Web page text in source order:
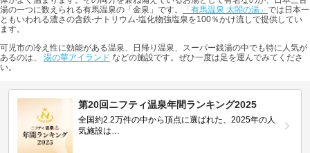
湯の一つに数えられる有馬温泉の「金泉」です。
「有馬温泉 太閤の湯」 では日本一
ともいわれる濃さの含鉄-ナトリウム-塩化物強塩泉を100％かけ流しで提供してい
ます。
可児市の冷え性に効能がある温泉、日帰り温泉、スーパー銭湯の中でも特に人気が
あるのは、 湯の華アイランド などの施設です。ぜひ一度は足を運んでみてくださ
い。
第20回ニフティ温泉年間ランキング2025
全国約2.2万件の中から頂点に選ばれた、2025年の人
気施設は…